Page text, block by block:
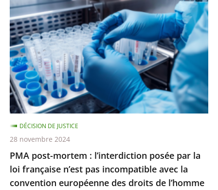
mettre
à
disposition
une
salle
pour
une
conféren...
post-
mortem
:
l’interdiction
posée
par
la
loi
française
n’est
pas
incompatible
avec
la
PMA post-mortem : l’interdiction posée par la
loi française n’est pas incompatible avec la
convention européenne des droits de l’homme
DÉCISION DE JUSTICE
28 novembre 2024